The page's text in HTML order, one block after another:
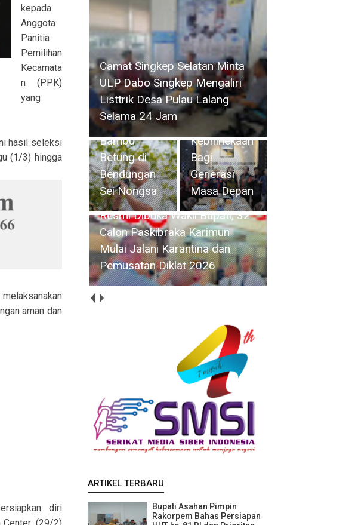
kepada
Anggota
Panitia
Pemilihan
Kecamata
n (PPK)
yang
hasil seleksi
(1/3) hingga
aman dan
diri
Camat Singkep Selatan Minta
ULP Dabo Singkep Mengaliri
Listtrik Desa Pulau Lalang
Selama 24 Jam
Perkuat
Ketahanan
Air Baku, BP
Batam
Gandeng Mc
Dermott
Tanam 400
Bambu
Betung di
Bendungan
Sei Nongsa
BP Batam
Dukung
Penguatan
Literasi
untuk
Membangun
Karakter dan
Kebhinekaan
Bagi
Generasi
Masa Depan
Resmi Dibuka Wakil Bupati, 32
Calon Paskibraka Karimun
Mulai Jalani Karantina dan
Pemusatan Diklat 2026
ARTIKEL TERBARU
Bupati Asahan Pimpin
Rakorpem Bahas Persiapan